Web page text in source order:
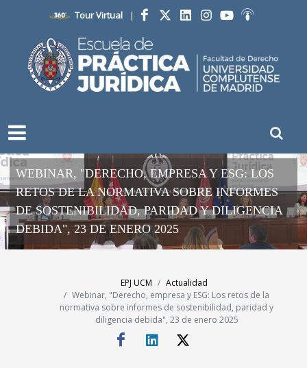
Tour Virtual |
Facebook
WEBINAR, "DERECHO, EMPRESA Y ESG: LOS
RETOS DE LA NORMATIVA SOBRE INFORMES
DE SOSTENIBILIDAD, PARIDAD Y DILIGENCIA
DEBIDA", 23 DE ENERO 2025
EPJ UCM
Actualidad
Webinar, "Derecho, empresa y ESG: Los retos de la
normativa sobre informes de sostenibilidad, paridad y
diligencia debida", 23 de enero 2025